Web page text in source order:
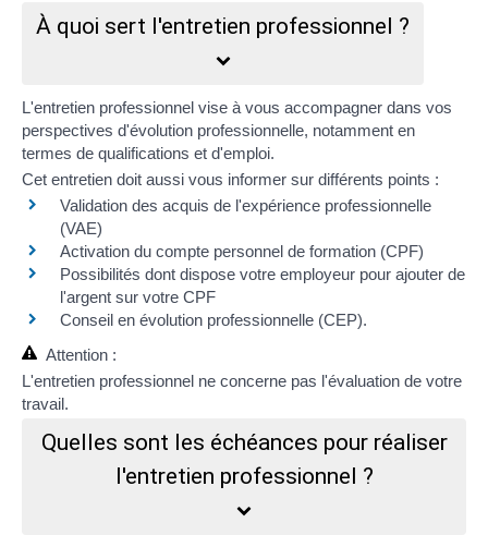
À quoi sert l'entretien professionnel ?
L'entretien professionnel vise à vous accompagner dans vos
perspectives d'évolution professionnelle, notamment en
termes de qualifications et d'emploi.
Cet entretien doit aussi vous informer sur différents points :
Validation des acquis de l'expérience professionnelle
(VAE)
Activation du compte personnel de formation (CPF)
Possibilités dont dispose votre employeur pour ajouter de
l'argent sur votre CPF
Conseil en évolution professionnelle (CEP).
Attention :
L'entretien professionnel ne concerne pas l'évaluation de votre
travail.
Quelles sont les échéances pour réaliser
l'entretien professionnel ?